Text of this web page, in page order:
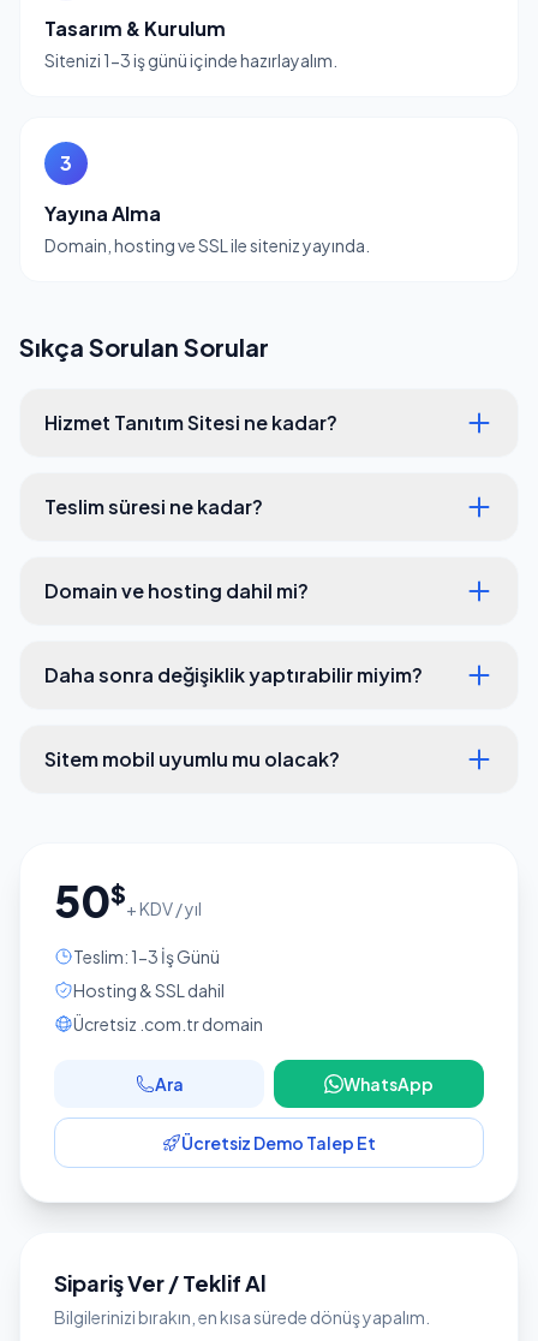
Tasarım & Kurulum
Sitenizi 1-3 iş günü içinde hazırlayalım.
3
Yayına Alma
Domain, hosting ve SSL ile siteniz yayında.
Sıkça Sorulan Sorular
Hizmet Tanıtım Sitesi ne kadar?
Teslim süresi ne kadar?
Domain ve hosting dahil mi?
Daha sonra değişiklik yaptırabilir miyim?
Sitem mobil uyumlu mu olacak?
50$+ KDV / yıl
Teslim: 1-3 İş Günü
Hosting & SSL dahil
Ücretsiz .com.tr domain
Ara WhatsApp
Ücretsiz Demo Talep Et
Sipariş Ver / Teklif Al
Bilgilerinizi bırakın, en kısa sürede dönüş yapalım.